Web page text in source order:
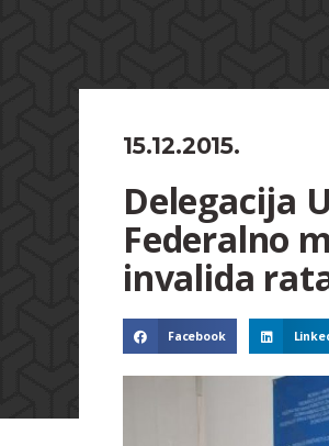
15.12.2015.
Delegacija
Federalno
invalida
Facebook